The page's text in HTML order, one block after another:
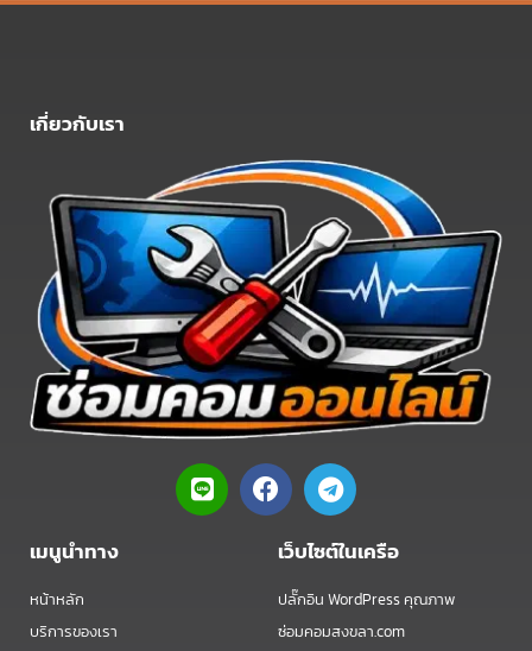
เกี่ยวกับเรา
L
i
n
F
a
c
o
o
T
e
l
e
r
a
เมนูนำทาง
หน้าหลัก
บริการของเรา
เว็บไซต์ในเครือ
ปลั๊กอิน WordPress คุณภาพ
ซ่อมคอมสงขลา.com